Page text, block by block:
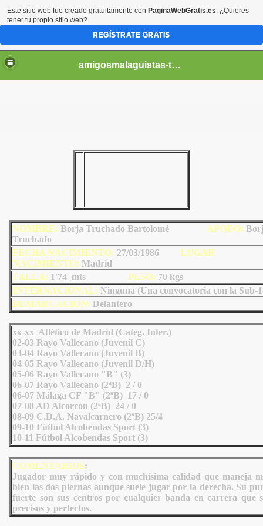
amigosmalaguistas-temporadas
NOMBRE: Borja Truchado Bartolomé APODO:
Truchado
FECHA NACIMIENTO: 27/03/1986 LUGAR
NACIMIENTO: Madrid
TALLA: 1'74 mts PESO: 70 kgs
INTERNACIONAL: Ninguna (Una convocatoria con la Sub-
DEMARCACIÓN: Delantero
xx-xx Atlético de Madrid (Categ. Infer.)
02-03 Rayo Vallecano (Juvenil C)
03-04 Rayo Vallecano (Juvenil B)
04-05 Rayo Vallecano (Juvenil D/H)
05-06 Rayo Vallecano "B" (3)
06-07 Rayo Vallecano (2ªB) 2 / 0
06-07 Málaga CF "B" (2ªB) 17 / 0
07-08 AD Alcorcón (2ªB) 24 / 0
08-09 C.D.A. Navalcarnero (2ªB) 25/4
09-10 Fútbol Alcobendas Sport (3)
10-11 Fútbol Alcobendas Sport (3)
COMENTARIOS:
Jugador muy rápido y con muchísima calidad que maneja
bien las dos piernas aunque suele jugar por la derecha. Su
fuerte son sus centros por cualquier banda en carrera que
precisos y perfectos.
Este sitio web fue creado gratuitamente con PaginaWebGratis.es. ¿Quieres
tener tu propio sitio web?
REGÍSTRATE GRATIS